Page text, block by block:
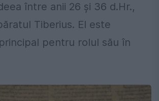
între anii 26 și 36 d.Hr.,
Tiberius. El este
pentru rolul său în